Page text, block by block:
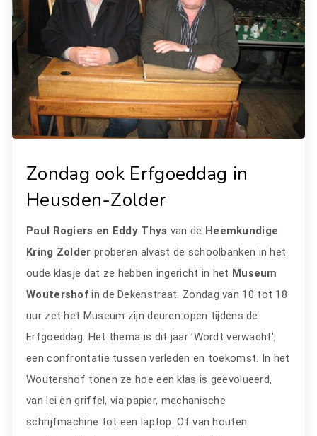
Zondag ook Erfgoeddag in
Heusden-Zolder
Paul Rogiers en Eddy Thys van de Heemkundige
Kring Zolder proberen alvast de schoolbanken in het
oude klasje dat ze hebben ingericht in het Museum
Woutershof in de Dekenstraat. Zondag van 10 tot 18
uur zet het Museum zijn deuren open tijdens de
Erfgoeddag. Het thema is dit jaar 'Wordt verwacht',
een confrontatie tussen verleden en toekomst. In het
Woutershof tonen ze hoe een klas is geëvolueerd,
van lei en griffel, via papier, mechanische
schrijfmachine tot een laptop. Of van houten